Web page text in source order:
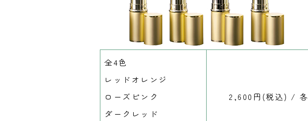
全4色
レッドオレンジ
ローズピンク
ダークレッド
2,600円(税込) / 各